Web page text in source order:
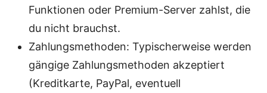
Funktionen oder Premium-Server zahlst, die
du nicht brauchst.
Zahlungsmethoden: Typischerweise werden
gängige Zahlungsmethoden akzeptiert
(Kreditkarte, PayPal, eventuell